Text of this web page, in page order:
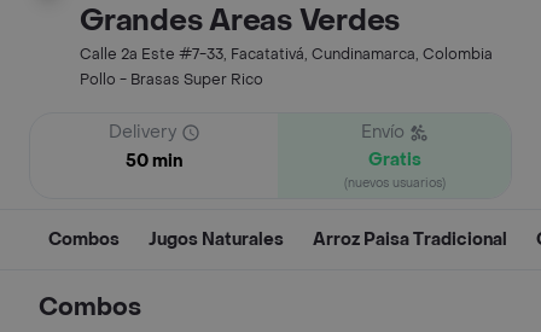
Grandes Areas Verdes
Calle 2a Este #7-33, Facatativá, Cundinamarca, Colombia
Pollo - Brasas Super Rico
Delivery
50 min
Envío
Gratis
(nuevos usuarios)
Combos Jugos Naturales Arroz Paisa Tradicional
Combos